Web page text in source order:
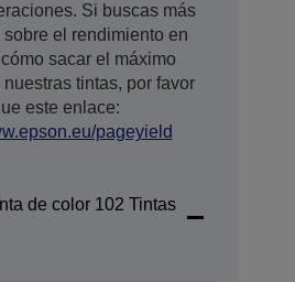
Si buscas más
el rendimiento en
sacar el máximo
tintas, por favor
este enlace:
pageyield
de color 102 Tintas